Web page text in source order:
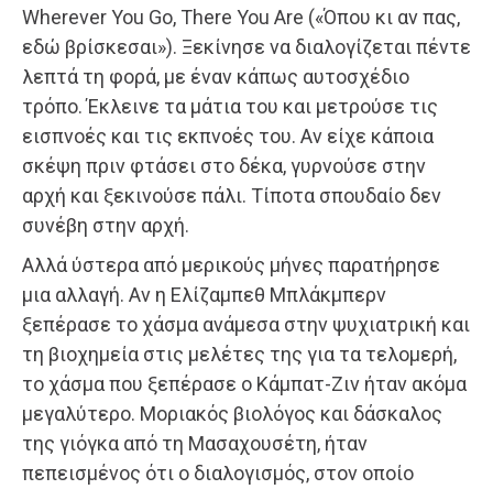
Wherever You Go, There You Are («Όπου κι αν πας,
εδώ βρίσκεσαι»). Ξεκίνησε να διαλογίζεται πέντε
λεπτά τη φορά, με έναν κάπως αυτοσχέδιο
τρόπο. Έκλεινε τα μάτια του και μετρούσε τις
εισπνοές και τις εκπνοές του. Αν είχε κάποια
σκέψη πριν φτάσει στο δέκα, γυρνούσε στην
αρχή και ξεκινούσε πάλι. Τίποτα σπουδαίο δεν
συνέβη στην αρχή.
Αλλά ύστερα από μερικούς μήνες παρατήρησε
μια αλλαγή. Αν η Ελίζαμπεθ Μπλάκμπερν
ξεπέρασε το χάσμα ανάμεσα στην ψυχιατρική και
τη βιοχημεία στις μελέτες της για τα τελομερή,
το χάσμα που ξεπέρασε ο Κάμπατ-Ζιν ήταν ακόμα
μεγαλύτερο. Μοριακός βιολόγος και δάσκαλος
της γιόγκα από τη Μασαχουσέτη, ήταν
πεπεισμένος ότι ο διαλογισμός, στον οποίο